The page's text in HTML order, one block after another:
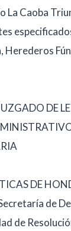
La Caoba
DE
DE
de
de